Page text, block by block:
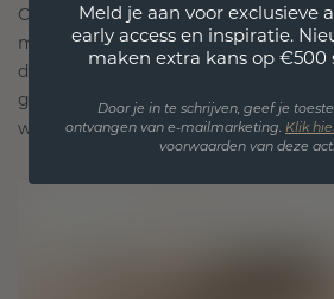
Onze ontwerpfilosofie is gericht
met elk stuk ontworpen om de
doorstaan. Het wordt jouw
gekoesterde momenten,
worden gedragen en
Meld je aan voor exclusieve
early access en inspiratie.
maken extra kans op €500
Door je in te schrijven, geef je
ontvangen van e-mailmarketing. Klik hie
voorwaarden van deze